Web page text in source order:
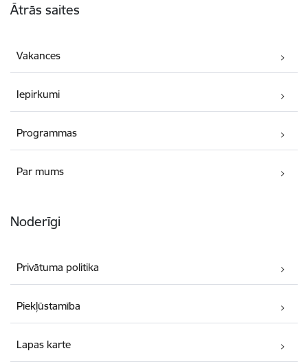
Ātrās saites
Vakances
Iepirkumi
Programmas
Par mums
Noderīgi
Privātuma politika
Piekļūstamība
Lapas karte